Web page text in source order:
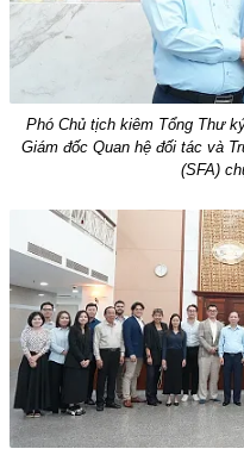
Phó Chủ tịch kiêm Tổng Thư
Giám đốc Quan hệ đối tác và
(SFA)